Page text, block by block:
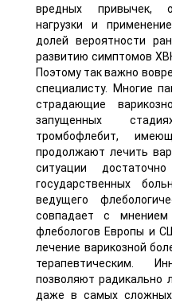
вредных привычек,
нагрузки и
долей вероятности
развитию симптомов
Поэтому так важно
специалисту. Многие
страдающие
запущенных
тромбофлебит,
продолжают лечить
ситуации
государственных
ведущего
совпадает с
флебологов Европы и
лечение варикозной
терапевтическим.
позволяют радикально
даже в самых